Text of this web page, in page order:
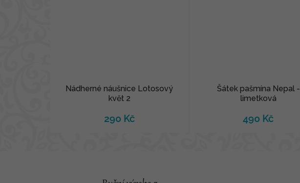
Nádherné náušnice Lotosový
květ 2
290 Kč
Šátek pašmína Nepal -
limetková
490 Kč